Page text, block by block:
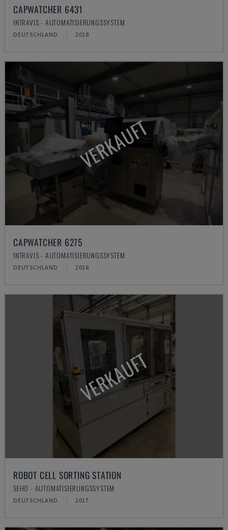
CAPWATCHER 6431
INTRAVIS - AUTOMATISIERUNGSSYSTEM
DEUTSCHLAND 2018
VERKAUFT
CAPWATCHER 6275
INTRAVIS - AUTOMATISIERUNGSSYSTEM
DEUTSCHLAND 2018
VERKAUFT
ROBOT CELL SORTING STATION
SEHO - AUTOMATISIERUNGSSYSTEM
DEUTSCHLAND 2017